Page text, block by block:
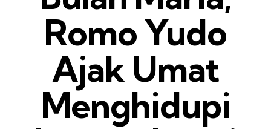
Romo Yudo
Ajak Umat
Menghidupi